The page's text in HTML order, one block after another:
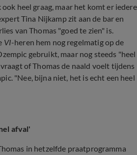
heel graag, maar het komt er iedere
Tina Nijkamp zit aan de bar en
van Thomas "goed te zien" is.
VI-heren hem nog regelmatig op de
gebruikt, maar nog steeds "heel
of Thomas de naald voelt tijdens
"Nee, bijna niet, het is echt een heel
over gebruik Ozempic:
afval'
in hetzelfde praatprogramma